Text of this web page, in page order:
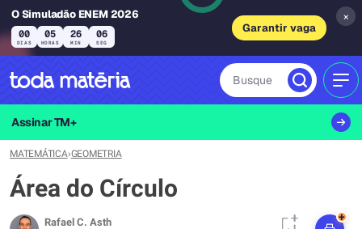
O Simuladão ENEM 2026
00
DIAS
05
HORAS
26
MIN
05
SEG
Garantir vaga
×
Busque
Assinar TM+
MATEMÁTICA›GEOMETRIA
Área do Círculo
Rafael C. Asth
+